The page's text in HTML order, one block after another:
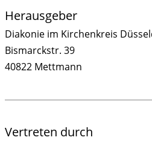
Herausgeber
Diakonie im Kirchenkreis
Bismarckstr. 39
40822 Mettmann
Vertreten durch